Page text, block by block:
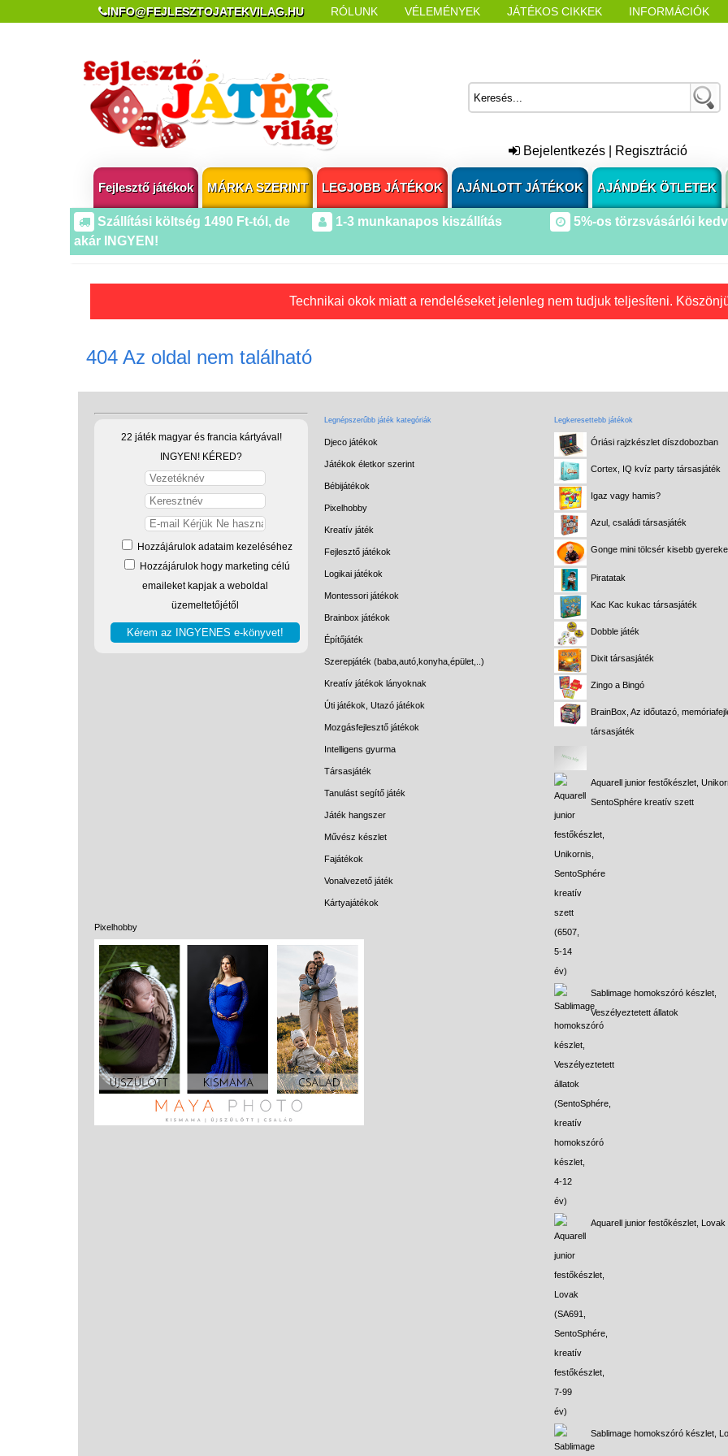
INFO@FEJLESZTOJATEKVILAG.HU RÓLUNK VÉLEMÉNYEK JÁTÉKOS CIKKEK INFORMÁCIÓK
Bejelentkezés Regisztráció
Fejlesztő játékok MÁRKA SZERINT LEGJOBB JÁTÉKOK AJÁNLOTT JÁTÉKOK AJÁNDÉK ÖTLETEK
Szállítási költség 1490 Ft-tól, de
akár INGYEN!
1-3 munkanapos kiszállítás 5%-os törzsvásárlói
Technikai okok miatt a rendeléseket jelenleg nem tudjuk teljesíteni.
404 Az oldal nem található
22 játék magyar és francia kártyával!
INGYEN! KÉRED?
Hozzájárulok adataim kezeléséhez
Hozzájárulok hogy marketing célú
emaileket kapjak a weboldal
üzemeltetőjétől
Pixelhobby
Legnépszerűbb játék kategóriák
Djeco játékok
Játékok életkor szerint
Bébijátékok
Pixelhobby
Kreatív játék
Fejlesztő játékok
Logikai játékok
Montessori játékok
Brainbox játékok
Építőjáték
Szerepjáték (baba,autó,konyha,épület,..)
Kreatív játékok lányoknak
Úti játékok, Utazó játékok
Mozgásfejlesztő játékok
Intelligens gyurma
Társasjáték
Tanulást segítő játék
Játék hangszer
Művész készlet
Fajátékok
Vonalvezető játék
Kártyajátékok
Legkeresettebb játékok
Óriási rajzkészlet díszdobozban
Cortex, IQ kvíz party társasjáték
Igaz vagy hamis?
Azul, családi társasjáték
Gonge mini tölcsér kisebb
Piratatak
Kac Kac kukac társasjáték
Dobble játék
Dixit társasjáték
Zingo a Bingó
BrainBox, Az időutazó,
társasjáték
Aquarell junior festőkészlet,
SentoSphére kreatív szett
Sablimage homokszóró készlet,
Veszélyeztetett állatok
Aquarell junior festőkészlet, Lovak
Sablimage homokszóró készlet,